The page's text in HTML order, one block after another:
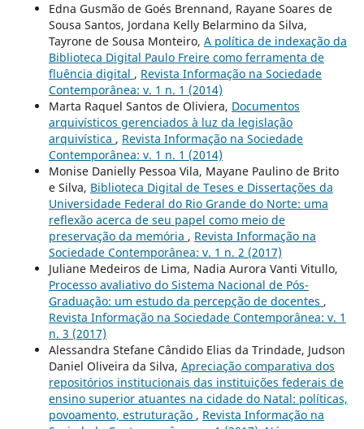
Edna Gusmão de Goés Brennand, Rayane Soares de
Sousa Santos, Jordana Kelly Belarmino da Silva,
Tayrone de Sousa Monteiro, A política de indexação da
Biblioteca Digital Paulo Freire como ferramenta de
fluência digital , Revista Informação na Sociedade
Contemporânea: v. 1 n. 1 (2014)
Marta Raquel Santos de Oliviera, Documentos
arquivísticos gerenciados à luz da legislação
arquivística , Revista Informação na Sociedade
Contemporânea: v. 1 n. 1 (2014)
Monise Danielly Pessoa Vila, Mayane Paulino de Brito
e Silva, Biblioteca Digital de Teses e Dissertações da
Universidade Federal do Rio Grande do Norte: uma
reflexão acerca de seu papel como meio de
preservação da memória , Revista Informação na
Sociedade Contemporânea: v. 1 n. 2 (2017)
Juliane Medeiros de Lima, Nadia Aurora Vanti Vitullo,
Processo avaliativo do Sistema Nacional de Pós-
Graduação: um estudo da percepção de docentes ,
Revista Informação na Sociedade Contemporânea: v. 1
n. 3 (2017)
Alessandra Stefane Cândido Elias da Trindade, Judson
Daniel Oliveira da Silva, Apreciação comparativa dos
repositórios institucionais das instituições federais de
ensino superior atuantes na cidade do Natal: políticas,
povoamento, estruturação , Revista Informação na